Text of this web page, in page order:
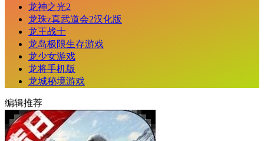
龙神之光2
龙珠z真武道会2汉化版
龙王战士
龙岛极限生存游戏
龙少女游戏
龙将手机版
龙城秘境游戏
编辑推荐